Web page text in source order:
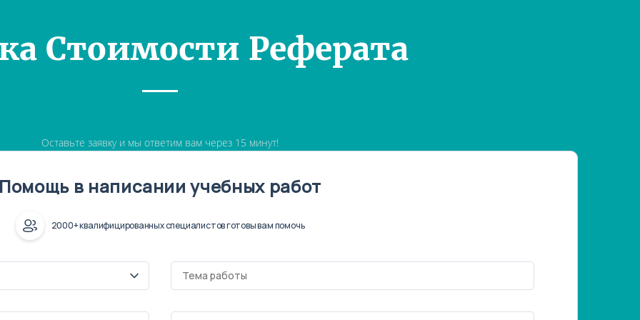
Стоимости Реферата
Оставьте заявку и мы ответим вам через 15 минут!
в написании учебных работ
2000+ квалифицированных специалистов готовы вам помочь